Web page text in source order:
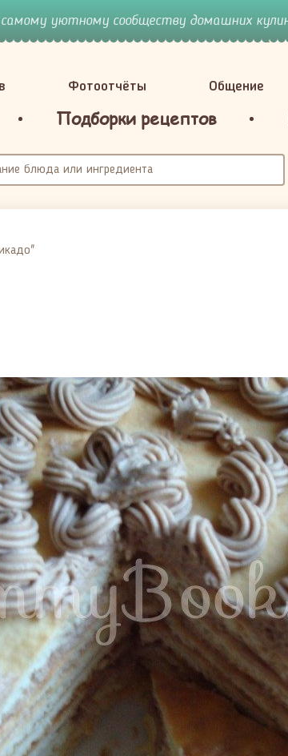
самому уютному сообществу домашних
Фотоотчёты Общение
Подборки рецептов